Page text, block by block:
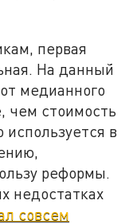
первая
На данный
медианного
чем стоимость
в
реформы.
недостатках
совсем